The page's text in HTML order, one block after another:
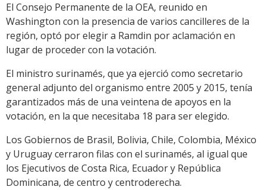
El Consejo Permanente de la OEA, reunido en
Washington con la presencia de varios cancilleres de la
región, optó por elegir a Ramdin por aclamación en
lugar de proceder con la votación.
El ministro surinamés, que ya ejerció como secretario
general adjunto del organismo entre 2005 y 2015, tenía
garantizados más de una veintena de apoyos en la
votación, en la que necesitaba 18 para ser elegido.
Los Gobiernos de Brasil, Bolivia, Chile, Colombia, México
y Uruguay cerraron filas con el surinamés, al igual que
los Ejecutivos de Costa Rica, Ecuador y República
Dominicana, de centro y centroderecha.